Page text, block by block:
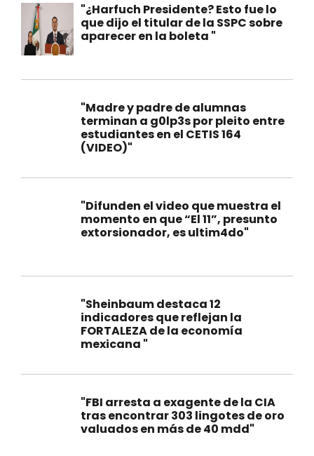
"¿Harfuch Presidente? Esto fue lo
que dijo el titular de la SSPC sobre
aparecer en la boleta "
"Madre y padre de alumnas
terminan a g0lp3s por pleito entre
estudiantes en el CETIS 164
(VIDEO)"
"Difunden el video que muestra el
momento en que “El 11”, presunto
extorsionador, es ultim4do"
"Sheinbaum destaca 12
indicadores que reflejan la
FORTALEZA de la economía
mexicana "
"FBI arresta a exagente de la CIA
tras encontrar 303 lingotes de oro
valuados en más de 40 mdd"